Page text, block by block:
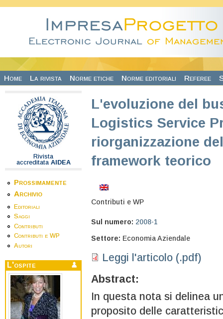
Home La rivista Norme etiche Norme editoriali Referee
Rivista
accreditata AIDEA
Prossimamente
Archivio
Editoriali
Saggi
Contributi
Contributi e WP
Autori
L'ospite
L'evoluzione del
Logistics Service
riorganizzazione
framework teorico
Contributi e WP
Sul numero: 2008-1
Settore: Economia Aziendale
Leggi l'articolo (.pdf)
Abstract:
In questa nota si delinea
proposito delle